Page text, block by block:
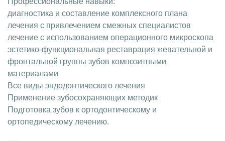
диагностика и составление комплексного плана
лечения с привлечением смежных специалистов
лечение с использованием операционного микроскопа
эстетико-функциональная реставрация жевательной и
фронтальной группы зубов композитными
материалами
Все виды эндодонтического лечения
Применение зубосохраняющих методик
Подготовка зубов к ортодонтическому и
ортопедическому лечению.